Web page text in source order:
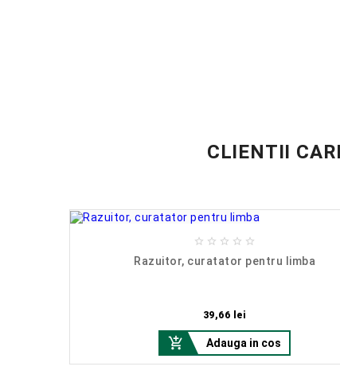
CLIENTII
    
Razuitor, curatator pentru limba
39,66 lei
 Adauga in cos